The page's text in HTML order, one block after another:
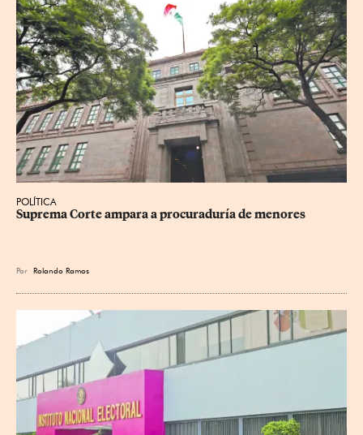
POLÍTICA
Suprema Corte ampara a procuraduría de menores
Por Rolando Ramos